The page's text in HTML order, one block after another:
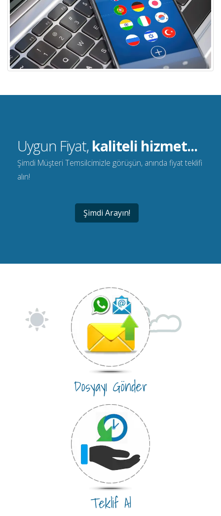
Uygun Fiyat, kaliteli hizmet...
Şimdi Müşteri Temsilcimizle görüşün, anında fiyat teklifi
alın!
Şimdi Arayın!
Dosyayı Gönder
Teklif Al